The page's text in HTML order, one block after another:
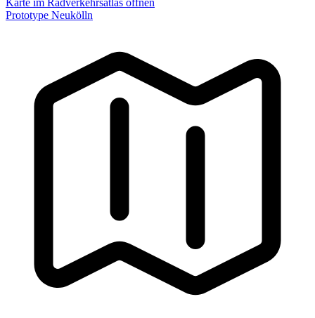
Prototype Neukölln